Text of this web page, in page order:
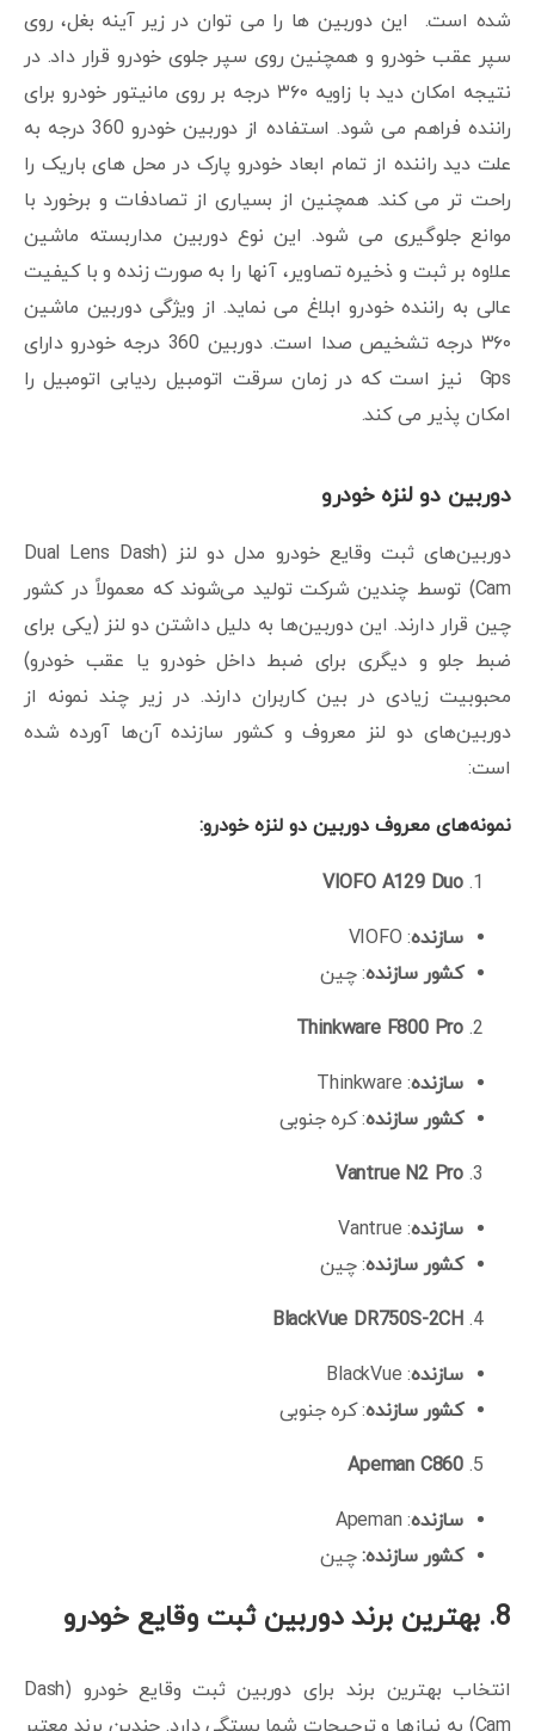
شده است. این دوربین ها را می توان در زیر آینه بغل، روی
سپر عقب خودرو و همچنین روی سپر جلوی خودرو قرار داد. در
نتیجه امکان دید با زاویه ۳۶۰ درجه بر روی مانیتور خودرو برای
راننده فراهم می شود. استفاده از دوربین خودرو 360 درجه به
علت دید راننده از تمام ابعاد خودرو پارک در محل های باریک را
راحت تر می کند. همچنین از بسیاری از تصادفات و برخورد با
موانع جلوگیری می شود. این نوع دوربین مداربسته ماشین
علاوه بر ثبت و ذخیره تصاویر، آنها را به صورت زنده و با کیفیت
عالی به راننده خودرو ابلاغ می نماید. از ویژگی دوربین ماشین
۳۶۰ درجه تشخیص صدا است. دوربین 360 درجه خودرو دارای
Gps نیز است که در زمان سرقت اتومبیل ردیابی اتومبیل را
امکان پذیر می کند.
دوربین دو لنزه خودرو
دوربین‌های ثبت وقایع خودرو مدل دو لنز (Dual Lens Dash
Cam) توسط چندین شرکت تولید می‌شوند که معمولاً در کشور
چین قرار دارند. این دوربین‌ها به دلیل داشتن دو لنز (یکی برای
ضبط جلو و دیگری برای ضبط داخل خودرو یا عقب خودرو)
محبوبیت زیادی در بین کاربران دارند. در زیر چند نمونه از
دوربین‌های دو لنز معروف و کشور سازنده آن‌ها آورده شده
است:
نمونه‌های معروف دوربین دو لنزه خودرو:
VIOFO A129 Duo
سازنده: VIOFO
کشور سازنده: چین
Thinkware F800 Pro
سازنده: Thinkware
کشور سازنده: کره جنوبی
Vantrue N2 Pro
سازنده: Vantrue
کشور سازنده: چین
BlackVue DR750S-2CH
سازنده: BlackVue
کشور سازنده: کره جنوبی
Apeman C860
سازنده: Apeman
کشور سازنده:چین
8. بهترین برند دوربین ثبت وقایع خودرو
انتخاب بهترین برند برای دوربین ثبت وقایع خودرو (Dash
Cam) به نیازها و ترجیحات شما بستگی دارد. چندین برند معتبر